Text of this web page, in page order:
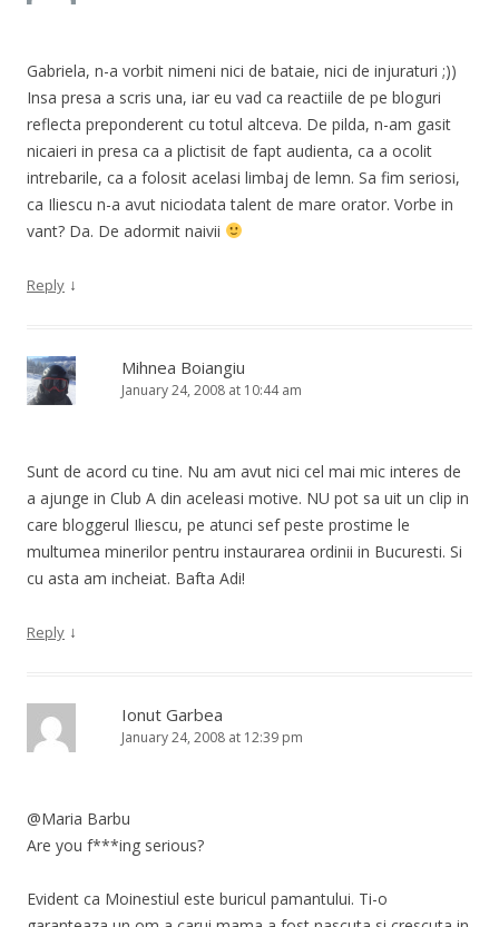
Gabriela, n-a vorbit nimeni nici de bataie, nici de injuraturi ;))
Insa presa a scris una, iar eu vad ca reactiile de pe bloguri
reflecta preponderent cu totul altceva. De pilda, n-am gasit
nicaieri in presa ca a plictisit de fapt audienta, ca a ocolit
intrebarile, ca a folosit acelasi limbaj de lemn. Sa fim seriosi,
ca Iliescu n-a avut niciodata talent de mare orator. Vorbe in
vant? Da. De adormit naivii
Reply ↓
Mihnea Boiangiu
January 24, 2008 at 10:44 am
Sunt de acord cu tine. Nu am avut nici cel mai mic interes de
a ajunge in Club A din aceleasi motive. NU pot sa uit un clip in
care bloggerul Iliescu, pe atunci sef peste prostime le
multumea minerilor pentru instaurarea ordinii in Bucuresti. Si
cu asta am incheiat. Bafta Adi!
Reply ↓
Ionut Garbea
January 24, 2008 at 12:39 pm
@Maria Barbu
Are you f***ing serious?
Evident ca Moinestiul este buricul pamantului. Ti-o